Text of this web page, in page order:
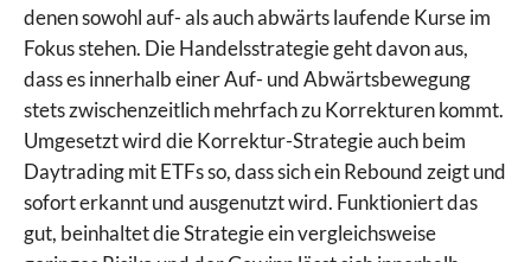
denen sowohl auf- als auch abwärts laufende Kurse im
Fokus stehen. Die Handelsstrategie geht davon aus,
dass es innerhalb einer Auf- und Abwärtsbewegung
stets zwischenzeitlich mehrfach zu Korrekturen kommt.
Umgesetzt wird die Korrektur-Strategie auch beim
Daytrading mit ETFs so, dass sich ein Rebound zeigt und
sofort erkannt und ausgenutzt wird. Funktioniert das
gut, beinhaltet die Strategie ein vergleichsweise